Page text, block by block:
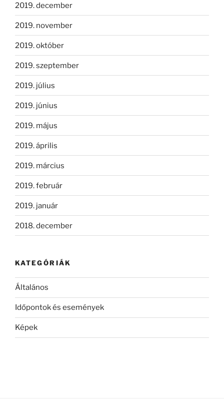
2019. december
2019. november
2019. október
2019. szeptember
2019. július
2019. június
2019. május
2019. április
2019. március
2019. február
2019. január
2018. december
KATEGÓRIÁK
Általános
Időpontok és események
Képek